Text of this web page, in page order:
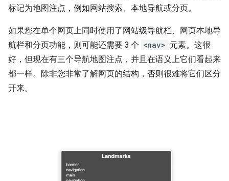
标记为地图注点，例如网站搜索、本地导航或分页。
如果您在单个网页上同时使用了网站级导航栏、网页本地导
航栏和分页功能，则可能还需要 3 个 <nav> 元素。这很
好，但现在有三个导航地图注点，并且在语义上它们看起来
都一样。除非您非常了解网页的结构，否则很难将它们区分
开来。